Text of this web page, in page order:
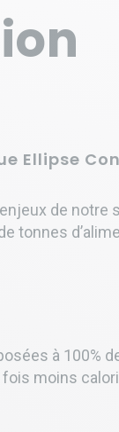
Ellipse
de notre
tonnes
à 100%
moins